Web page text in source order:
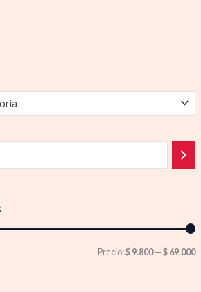
Precio:$ 9.800—$ 69.000